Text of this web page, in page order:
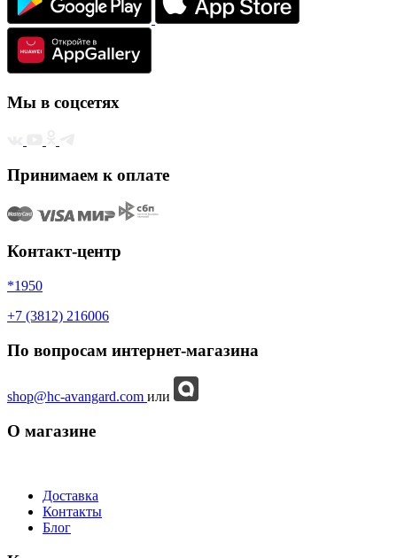
Мы в соцсетях
Принимаем к оплате
Контакт-центр
*1950
+7 (3812) 216006
По вопросам интернет-магазина
shop@hc-avangard.com или
О магазине
Доставка
Контакты
Блог